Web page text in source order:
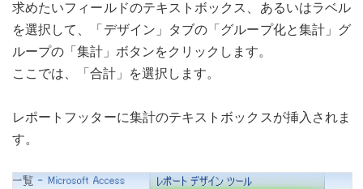
求めたいフィールドのテキストボックス、あるいはラベル
を選択して、「デザイン」タブの「グループ化と集計」グ
ループの「集計」ボタンをクリックします。
ここでは、「合計」を選択します。
レポートフッターに集計のテキストボックスが挿入されま
す。